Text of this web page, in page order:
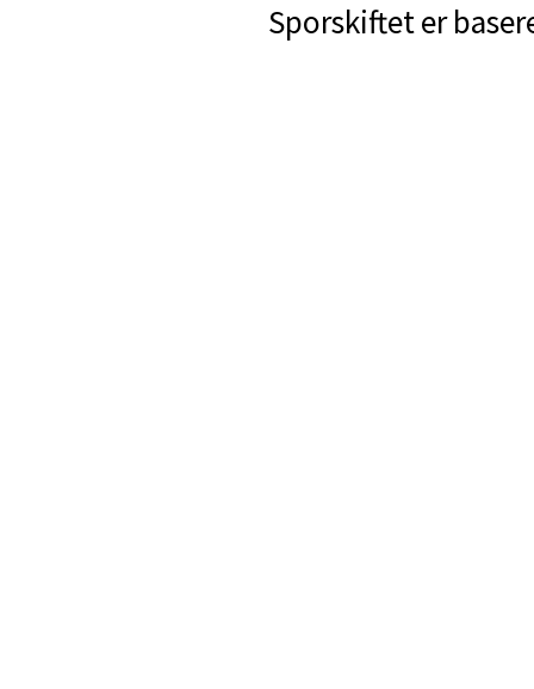
Sporskiftet er